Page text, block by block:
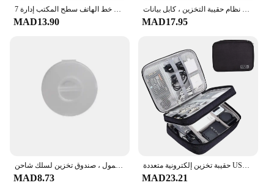
7 ثقوب كابل يو اس بي المنظم مشبك كابلات سلك ويندر سماعة سماعة حامل الحبل سيليكون كليب خط الهاتف سطح المكتب إدارة
MAD13.90
منظم كابل السفر مجموعة نظام حقيبة التخزين ، كابل بيانات USB ، سماعة سلكية ، سلك بنك الطاقة ، بطاقة SD جهاز الأداة الرقمية
MAD17.95
ملفاف كابل بيانات دائري محمول ، صندوق تخزين لسلك شاحن USB ، سلك بيانات للشحن ، منظم سماعة الأذن ، صندوق إدارة دوار
MAD8.73
حقيبة تخزين إلكترونية متعددة USB سلك شحن البيانات منظم كابلات السفر حقيبة رقمية مقاومة للماء حقيبة تخزين بطبقات مزدوجة
MAD23.21